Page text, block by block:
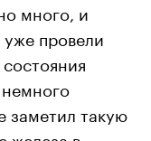
много, и
провели
заметил такую